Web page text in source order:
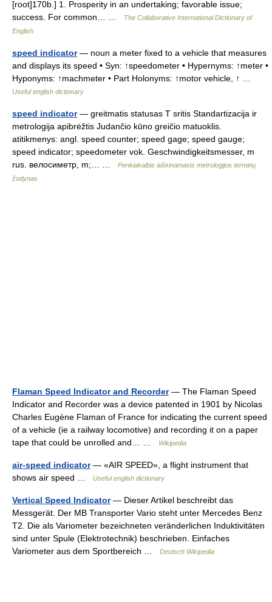
[root]170b.] 1. Prosperity in an undertaking; favorable issue;
success. For common… …
The Collaborative International Dictionary of
English
speed indicator— noun a meter fixed to a vehicle that measures
and displays its speed • Syn: ↑speedometer • Hypernyms: ↑meter •
Hyponyms: ↑machmeter • Part Holonyms: ↑motor vehicle, ↑ …
Useful english dictionary
speed indicator— greitmatis statusas T sritis Standartizacija ir
metrologija apibrėžtis Judančio kūno greičio matuoklis.
atitikmenys: angl. speed counter; speed gage; speed gauge;
speed indicator; speedometer vok. Geschwindigkeitsmesser, m
rus. велосиметр, m;… …
Penkiakalbis aiškinamasis metrologijos terminų
žodynas
Flaman Speed Indicator and Recorder— The Flaman Speed
Indicator and Recorder was a device patented in 1901 by Nicolas
Charles Eugène Flaman of France for indicating the current speed
of a vehicle (ie a railway locomotive) and recording it on a paper
tape that could be unrolled and… …
Wikipedia
air-speed indicator— «AIR SPEED», a flight instrument that
shows air speed …
Useful english dictionary
Vertical Speed Indicator— Dieser Artikel beschreibt das
Messgerät. Der MB Transporter Vario steht unter Mercedes Benz
T2. Die als Variometer bezeichneten veränderlichen Induktivitäten
sind unter Spule (Elektrotechnik) beschrieben. Einfaches
Variometer aus dem Sportbereich …
Deutsch Wikipedia